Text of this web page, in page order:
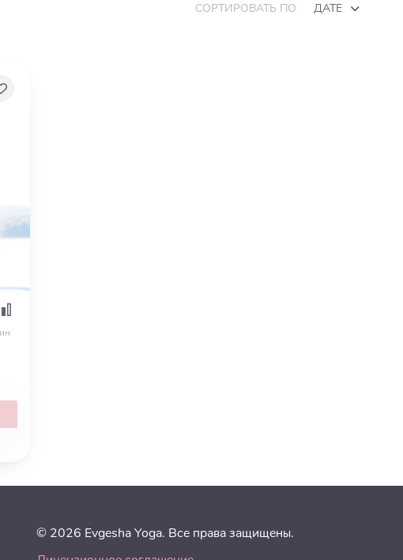
СОРТИРОВАТЬ ПО ДАТЕ
© 2026 Evgesha Yoga. Все права защищены.